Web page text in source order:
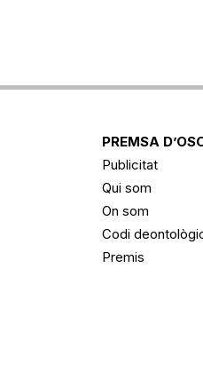
PREMSA
Publicitat
Qui som
On som
Codi
Premis